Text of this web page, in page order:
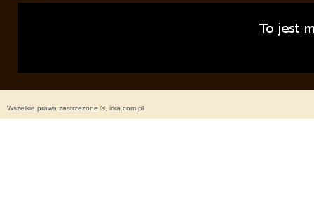
Wszelkie prawa zastrzeżone ©, irka.com.pl